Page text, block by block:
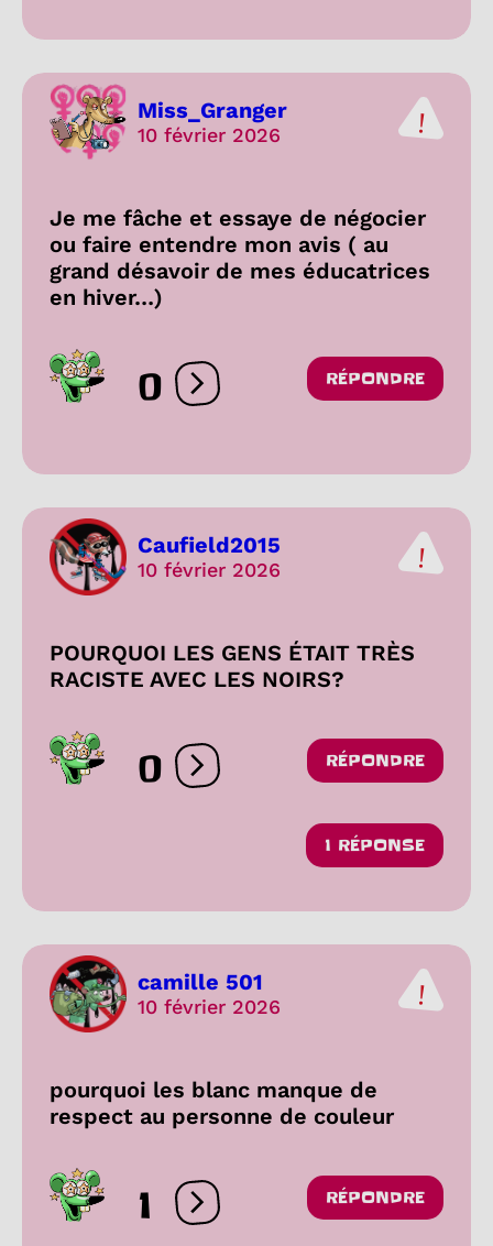
Miss_Granger
10 février 2026
Je me fâche et essaye de négocier
ou faire entendre mon avis ( au
grand désavoir de mes éducatrices
en hiver…)
0 Ouvrir les réactions
RÉPONDRE
Caufield2015
10 février 2026
POURQUOI LES GENS ÉTAIT TRÈS
RACISTE AVEC LES NOIRS?
0 Ouvrir les réactions
RÉPONDRE
1 RÉPONSE
camille 501
10 février 2026
pourquoi les blanc manque de
respect au personne de couleur
1 Ouvrir les réactions
RÉPONDRE